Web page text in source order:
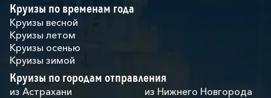
Круизы по временам года
Круизы весной
Круизы летом
Круизы осенью
Круизы зимой
Круизы по городам отправления
из Астрахани
из Нижнего Новгорода